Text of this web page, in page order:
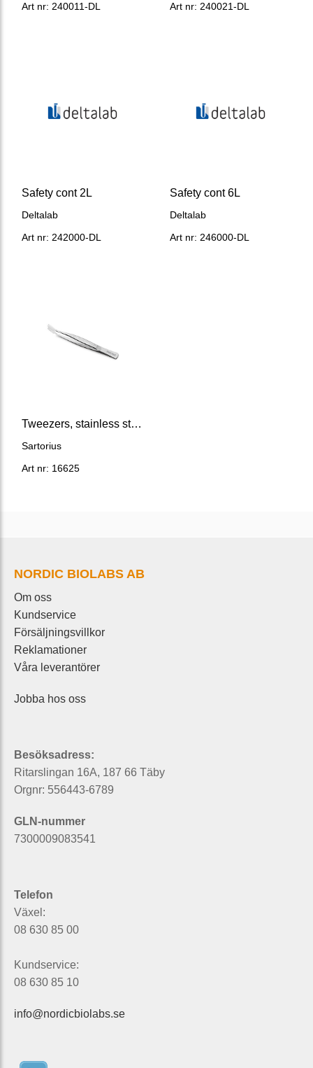
Art nr: 240011-DL
Art nr: 240021-DL
Safety cont 2L
Deltalab
Art nr: 242000-DL
Safety cont 6L
Deltalab
Art nr: 246000-DL
Tweezers, stainless steel
Sartorius
Art nr: 16625
NORDIC BIOLABS AB
Om oss
Kundservice
Försäljningsvillkor
Reklamationer
Våra leverantörer
Jobba hos oss
Besöksadress:
Ritarslingan 16A, 187 66 Täby
Orgnr: 556443-6789
GLN-nummer
7300009083541
Telefon
Växel:
08 630 85 00
Kundservice:
08 630 85 10
info@nordicbiolabs.se